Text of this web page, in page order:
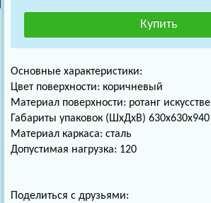
Основные характеристики:
Цвет поверхности: коричневый
Материал поверхности: ротанг
Габариты упаковок (ШхДхВ) 630х630х940
Материал каркаса: сталь
Допустимая нагрузка: 120
Поделиться с друзьями: